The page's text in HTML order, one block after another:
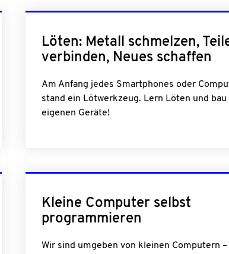
Löten: Metall schmelzen,
verbinden, Neues schaffen
Am Anfang jedes Smartphones oder
stand ein Lötwerkzeug. Lern Löten und bau
eigenen Geräte!
Kleine Computer selbst
programmieren
Wir sind umgeben von kleinen Computern